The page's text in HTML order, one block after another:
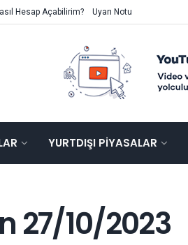
Hesap Açabilirim? Uyarı Notu
YURTDIŞI PIYASALAR
27/10/2023